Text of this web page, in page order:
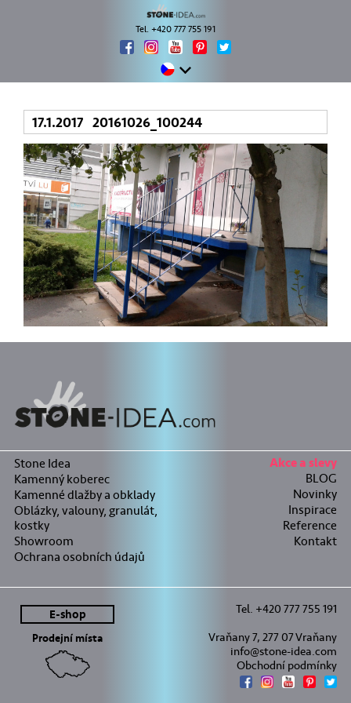
Tel. +420 777 755 191
17.1.2017 20161026_100244
Stone Idea
Kamenný koberec
Kamenné dlažby a obklady
Oblázky, valouny, granulát,
kostky
Showroom
Ochrana osobních údajů
Akce a slevy
BLOG
Novinky
Inspirace
Reference
Kontakt
E-shop
Prodejní místa
Tel. +420 777 755 191
Vraňany 7, 277 07 Vraňany
info@stone-idea.com
Obchodní podmínky